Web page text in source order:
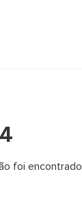
foi encontrado